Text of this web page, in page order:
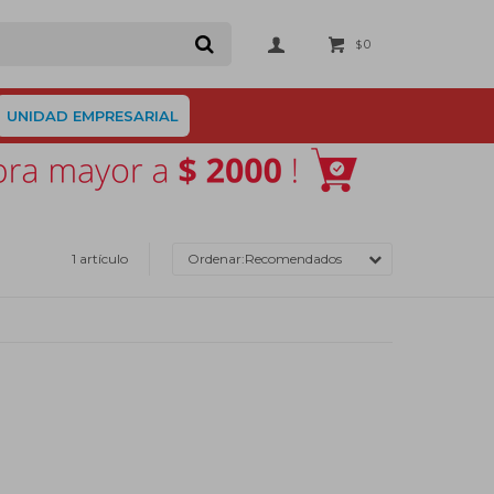
UNIDAD EMPRESARIAL
$0
1 artículo Recomendados